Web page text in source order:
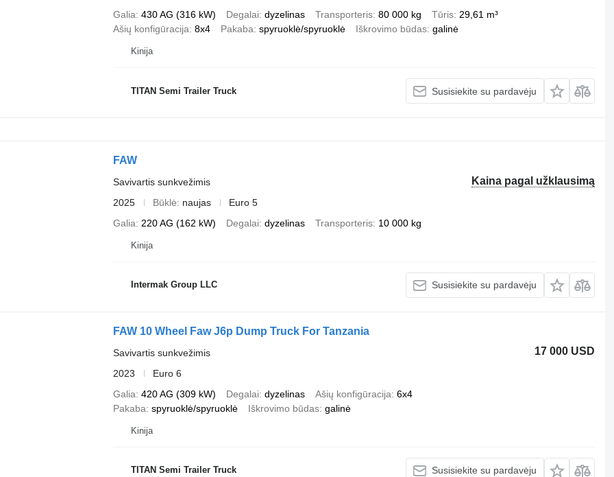
Galia 430 AG (316 kW) Degalai dyzelinas Transporteris 80 000 kg Tūris 29,61 m³
Ašių konfigūracija 8x4 Pakaba spyruoklė/spyruoklė Iškrovimo būdas galinė
Kinija
TITAN Semi Trailer Truck Susisiekite su pardavėju
FAW
Kaina pagal užklausimą
Savivartis sunkvežimis
2025
Būklė naujas
Euro 5
Galia
220 AG (162 kW) Degalai dyzelinas Transporteris 10 000 kg
Kinija
Intermak Group LLC Susisiekite su pardavėju
FAW 10 Wheel Faw J6p Dump Truck For Tanzania
17 000 USD
Savivartis sunkvežimis
2023
Euro 6
Galia 420 AG (309 kW) Degalai dyzelinas Ašių konfigūracija 6x4
Pakaba spyruoklė/spyruoklė Iškrovimo būdas galinė
Kinija
TITAN Semi Trailer Truck Susisiekite su pardavėju